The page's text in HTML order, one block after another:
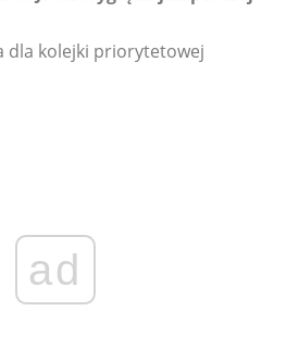
ad